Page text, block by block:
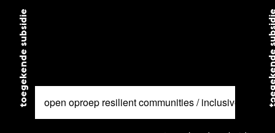
open oproep resilient communities / inclusive cities
toegekende subsidie